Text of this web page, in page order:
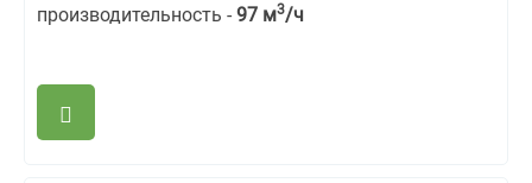
производительность - 97 м3/ч